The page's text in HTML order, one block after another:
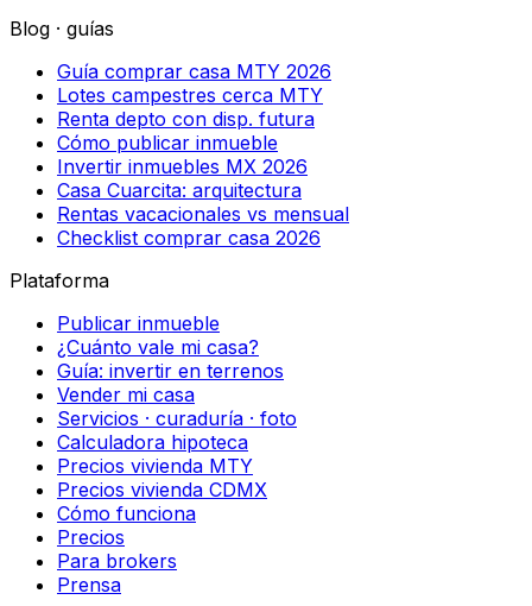
Blog · guías
Guía comprar casa MTY 2026
Lotes campestres cerca MTY
Renta depto con disp. futura
Cómo publicar inmueble
Invertir inmuebles MX 2026
Casa Cuarcita: arquitectura
Rentas vacacionales vs mensual
Checklist comprar casa 2026
Plataforma
Publicar inmueble
¿Cuánto vale mi casa?
Guía: invertir en terrenos
Vender mi casa
Servicios · curaduría · foto
Calculadora hipoteca
Precios vivienda MTY
Precios vivienda CDMX
Cómo funciona
Precios
Para brokers
Prensa